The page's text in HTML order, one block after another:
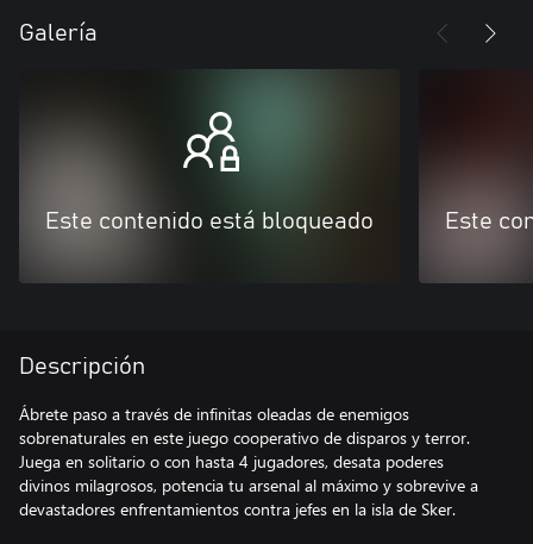
Galería
Este contenido está bloqueado Este
Descripción
Ábrete paso a través de infinitas oleadas de enemigos
sobrenaturales en este juego cooperativo de disparos y terror.
Juega en solitario o con hasta 4 jugadores, desata poderes
divinos milagrosos, potencia tu arsenal al máximo y sobrevive a
devastadores enfrentamientos contra jefes en la isla de Sker.